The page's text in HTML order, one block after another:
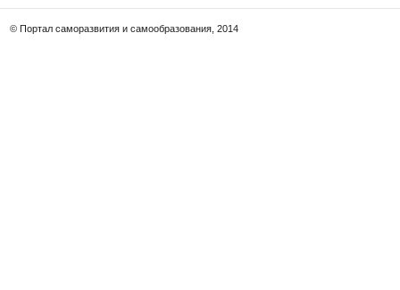
© Портал саморазвития и самообразования, 2014